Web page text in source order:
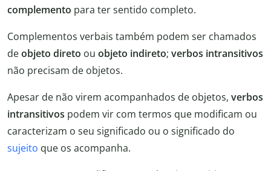
complemento para ter sentido completo.
Complementos verbais também podem ser chamados
deobjeto direto ou objeto indireto; verbos intransitivos
não precisam de objetos.
Apesar de não virem acompanhados de objetos, verbos
intransitivos podem vir com termos que modificam ou
caracterizam o seu significado ou o significado do
sujeito que os acompanha.